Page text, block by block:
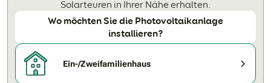
Solarteuren in Ihrer Nähe erhalten.
Wo möchten Sie die Photovoltaikanlage
installieren?
Ein-/Zweifamilienhaus